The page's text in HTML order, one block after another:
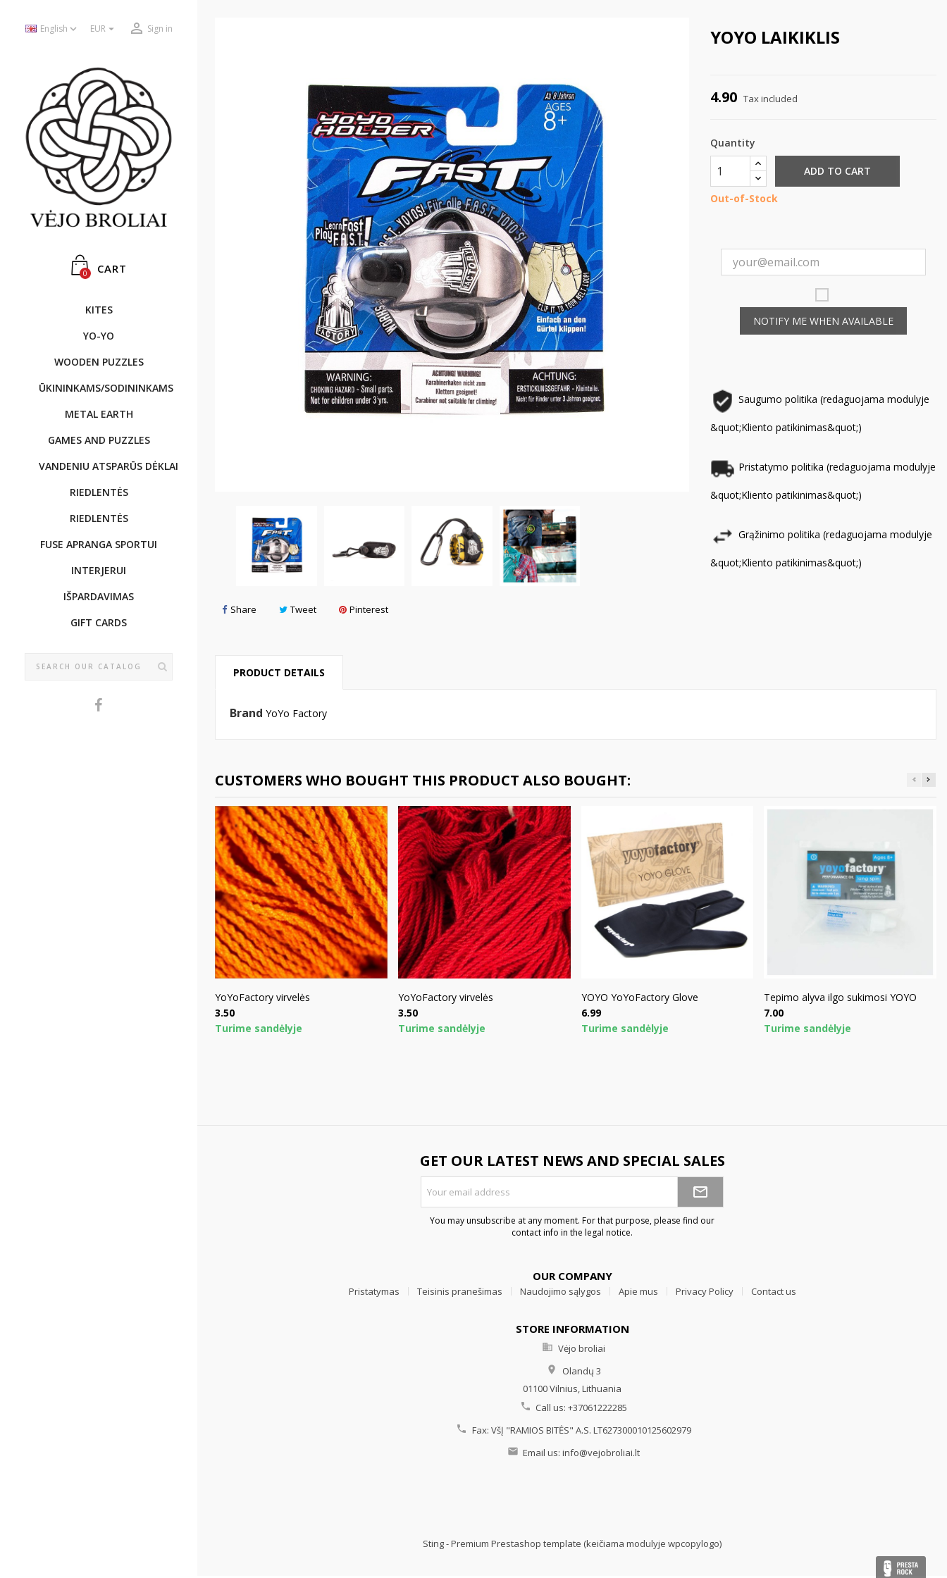
English EUR  Sign in
CART
0
KITES
YO-YO
WOODEN PUZZLES
ŪKININKAMS/SODININKAMS
METAL EARTH
GAMES AND PUZZLES
VANDENIU ATSPARŪS DĖKLAI
RIEDLENTĖS
RIEDLENTĖS
FUSE APRANGA SPORTUI
INTERJERUI
IŠPARDAVIMAS
GIFT CARDS
Share Tweet Pinterest
YOYO LAIKIKLIS
4.90 Tax included
Quantity
ADD TO CART
Out-of-Stock
NOTIFY ME WHEN AVAILABLE
Saugumo politika (redaguojama modulyje
&quot;Kliento patikinimas&quot;)
Pristatymo politika (redaguojama modulyje
&quot;Kliento patikinimas&quot;)
Grąžinimo politika (redaguojama modulyje
&quot;Kliento patikinimas&quot;)
PRODUCT DETAILS
Brand YoYo Factory
CUSTOMERS WHO BOUGHT THIS PRODUCT ALSO BOUGHT:
YoYoFactory virvelės
Price
3.50
Turime sandėlyje
YoYoFactory virvelės
Price
3.50
Turime sandėlyje
YOYO YoYoFactory Glove
Price
6.99
Turime sandėlyje
Tepimo alyva ilgo sukimosi YOYO
Price
7.00
Turime sandėlyje
GET OUR LATEST NEWS AND SPECIAL SALES
You may unsubscribe at any moment. For that purpose, please find our
contact info in the legal notice.
OUR COMPANY
Pristatymas Teisinis pranešimas Naudojimo sąlygos Apie mus Privacy Policy Contact us
STORE INFORMATION
 Vėjo broliai

Olandų 3
01100 Vilnius,Lithuania
 Call us: +37061222285
 Fax: VšĮ "RAMIOS BITĖS" A.S. LT627300010125602979
 Email us: info@vejobroliai.lt
Sting - Premium Prestashop template (keičiama modulyje wpcopylogo)